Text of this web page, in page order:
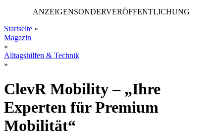
ANZEIGENSONDERVERÖFFENTLICHUNG
Startseite »
Magazin
»
Alltagshilfen & Technik
»
ClevR Mobility – „Ihre
Experten für Premium
Mobilität“